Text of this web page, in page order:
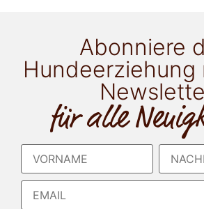
Abonniere
Hundeerziehung
für alle